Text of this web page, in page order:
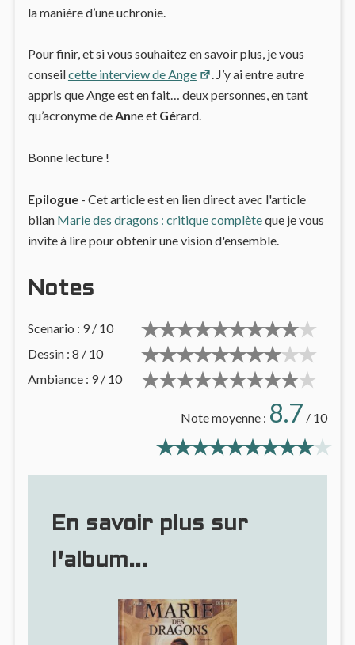
la manière d’une uchronie.
Pour finir, et si vous souhaitez en savoir plus, je vous
conseilcette interview de Ange
. J’y ai entre autre
appris que Ange est en fait… deux personnes, en tant
qu’acronyme deAnne et Gérard.
Bonne lecture !
Epilogue- Cet article est en lien direct avec l'article
bilan Marie des dragons : critique complèteque je vous
invite à lire pour obtenir une vision d'ensemble.
Notes
Scenario : 9 / 10
Dessin : 8 / 10
Ambiance : 9 / 10
Note moyenne : 8.7 / 10
En savoir plus sur
l'album...